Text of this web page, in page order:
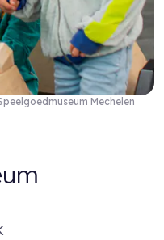
Mechelen